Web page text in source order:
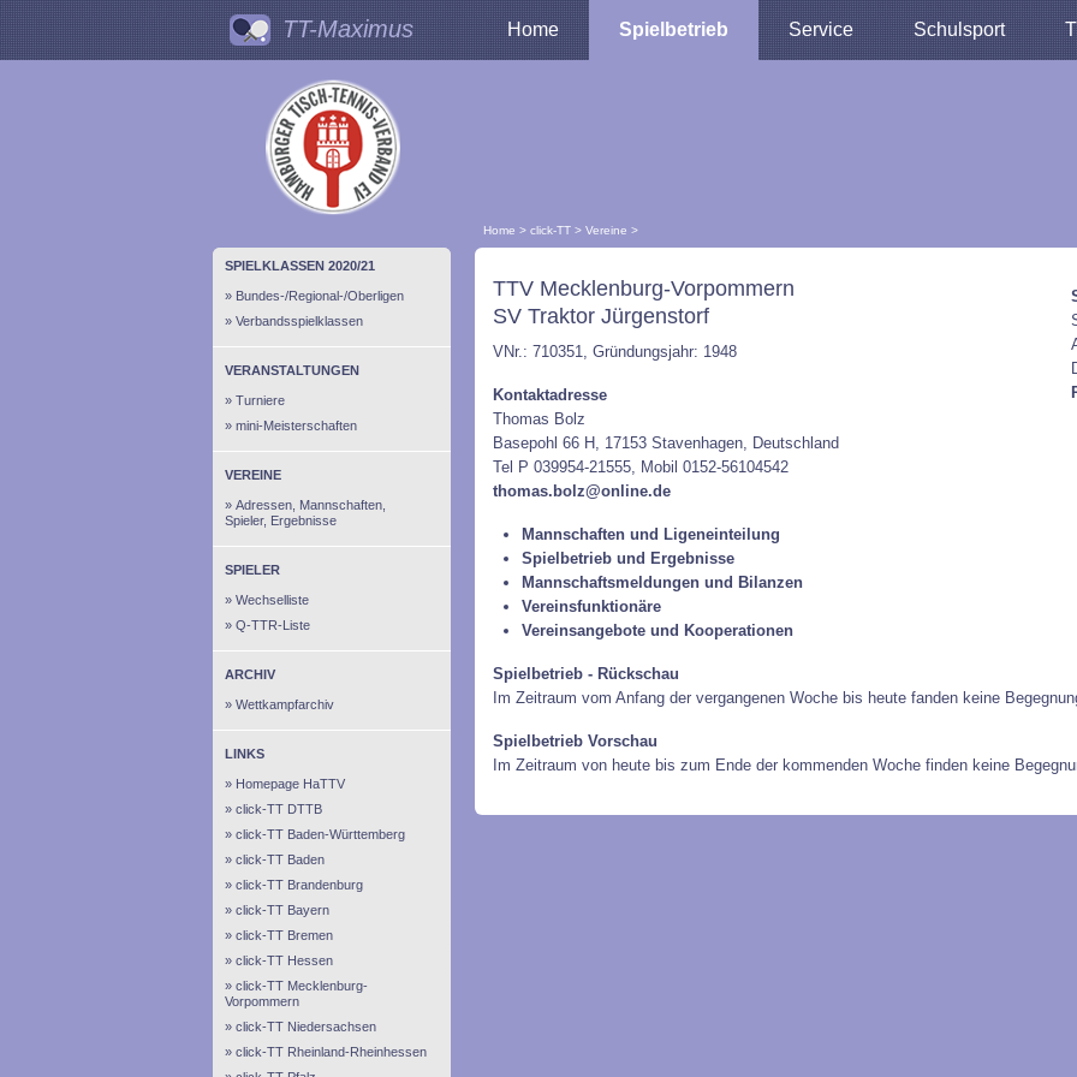
TT-Maximus Home Spielbetrieb Service Schulsport
Home > click-TT > Vereine >
SPIELKLASSEN 2020/21
Bundes-/Regional-/Oberligen
Verbandsspielklassen
VERANSTALTUNGEN
Turniere
mini-Meisterschaften
VEREINE
Adressen, Mannschaften,
Spieler, Ergebnisse
SPIELER
Wechselliste
Q-TTR-Liste
ARCHIV
Wettkampfarchiv
LINKS
Homepage HaTTV
click-TT DTTB
click-TT Baden-Württemberg
click-TT Baden
click-TT Brandenburg
click-TT Bayern
click-TT Bremen
click-TT Hessen
click-TT Mecklenburg-
Vorpommern
click-TT Niedersachsen
click-TT Rheinland-Rheinhessen
TTV Mecklenburg-Vorpommern
SV Traktor Jürgenstorf
VNr.: 710351, Gründungsjahr: 1948
Kontaktadresse
Thomas Bolz
Basepohl 66 H, 17153 Stavenhagen, Deutschland
Tel P 039954-21555, Mobil 0152-56104542
thomas.bolz@online.de
Mannschaften und Ligeneinteilung
Spielbetrieb und Ergebnisse
Mannschaftsmeldungen und Bilanzen
Vereinsfunktionäre
Vereinsangebote und Kooperationen
Spielbetrieb - Rückschau
Im Zeitraum vom Anfang der vergangenen Woche bis heute fanden keine
Spielbetrieb Vorschau
Im Zeitraum von heute bis zum Ende der kommenden Woche finden keine